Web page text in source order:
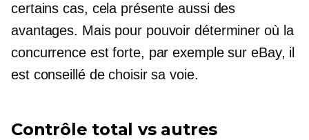
certains cas, cela présente aussi des
avantages. Mais pour pouvoir déterminer où la
concurrence est forte, par exemple sur eBay, il
est conseillé de choisir sa voie.
Contrôle total vs autres